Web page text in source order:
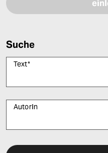
Suche
Text*
AutorIn